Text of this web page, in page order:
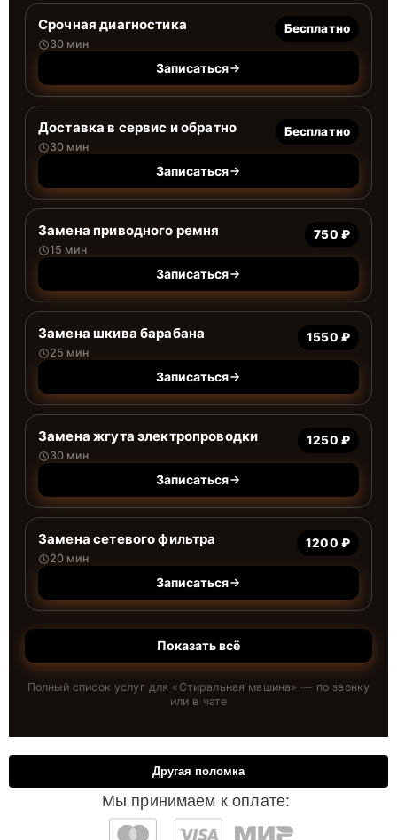
Срочная диагностика
30 мин
Бесплатно
Записаться
Доставка в сервис и обратно
30 мин
Бесплатно
Записаться
Замена приводного ремня
15 мин
750 ₽
Записаться
Замена шкива барабана
25 мин
1550 ₽
Записаться
Замена жгута электропроводки
30 мин
1250 ₽
Записаться
Замена сетевого фильтра
20 мин
1200 ₽
Записаться
Показать всё
Полный список услуг для « Стиральная машина» — по звонку
или в чате
Мы принимаем к оплате:
Другая поломка